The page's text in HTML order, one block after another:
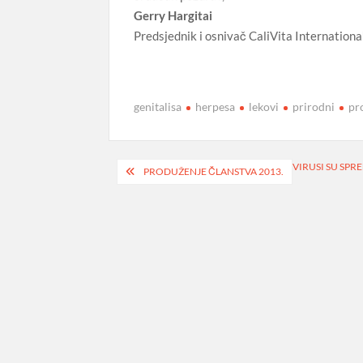
Gerry Hargitai
Predsjednik i osnivač CaliVita
genitalisa herpesa lekovi prirodni
Navigacija
PRODUŽENJE ČLANSTVA 2013. VIRUSI SU